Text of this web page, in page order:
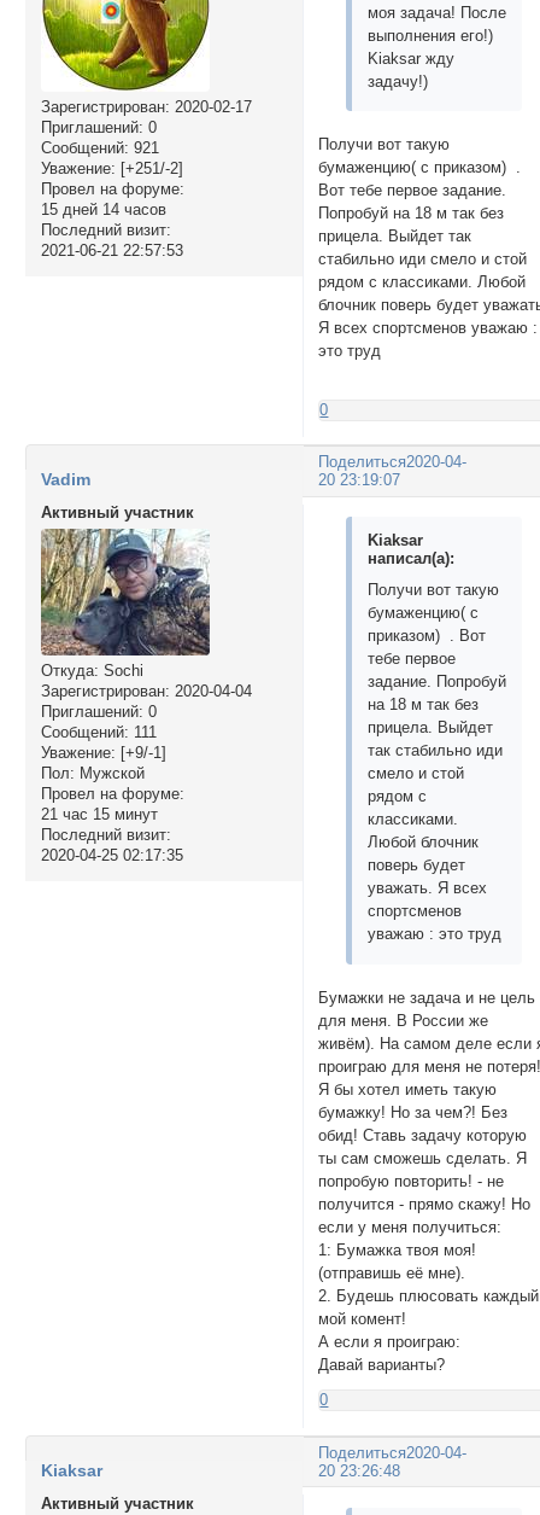
Зарегистрирован: 2020-02-17
Приглашений: 0
Сообщений: 921
Уважение: [+251/-2]
Провел на форуме:
15 дней 14 часов
Последний визит:
2021-06-21 22:57:53
моя задача! После
выполнения его!)
Kiaksar жду
задачу!)
Получи вот такую
бумаженцию( с приказом) .
Вот тебе первое задание.
Попробуй на 18 м так без
прицела. Выйдет так
стабильно иди смело и стой
рядом с классиками. Любой
блочник поверь будет
Я всех спортсменов уважаю :
это труд
0
Поделиться2020-04-
20 23:19:07
Vadim
Активный участник
Откуда: Sochi
Зарегистрирован: 2020-04-04
Приглашений: 0
Сообщений: 111
Уважение: [+9/-1]
Пол: Мужской
Провел на форуме:
21 час 15 минут
Последний визит:
2020-04-25 02:17:35
Kiaksar
написал(а):
Получи вот такую
бумаженцию( с
приказом) . Вот
тебе первое
задание. Попробуй
на 18 м так без
прицела. Выйдет
так стабильно иди
смело и стой
рядом с
классиками.
Любой блочник
поверь будет
уважать. Я всех
спортсменов
уважаю : это труд
Бумажки не задача и не цель
для меня. В России же
живём). На самом деле если
проиграю для меня не
Я бы хотел иметь такую
бумажку! Но за чем?! Без
обид! Ставь задачу которую
ты сам сможешь сделать. Я
попробую повторить! - не
получится - прямо скажу! Но
если у меня получиться:
1: Бумажка твоя моя!
(отправишь её мне).
2. Будешь плюсовать каждый
мой комент!
А если я проиграю:
Давай варианты?
0
Поделиться2020-04-
20 23:26:48
Kiaksar
Активный участник